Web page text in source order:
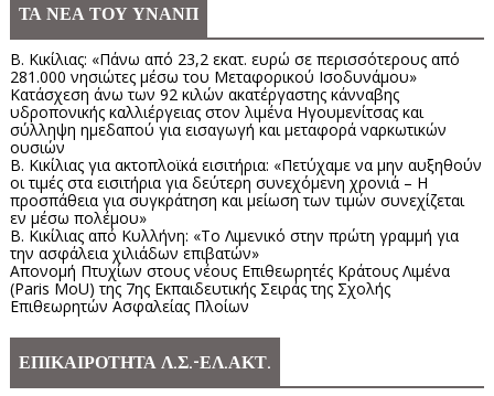
ΤΑ ΝΕΑ ΤΟΥ ΥΝΑΝΠ
Β. Κικίλιας: «Πάνω από 23,2 εκατ. ευρώ σε περισσότερους από
281.000 νησιώτες μέσω του Μεταφορικού Ισοδυνάμου»
Κατάσχεση άνω των 92 κιλών ακατέργαστης κάνναβης
υδροπονικής καλλιέργειας στον λιμένα Ηγουμενίτσας και
σύλληψη ημεδαπού για εισαγωγή και μεταφορά ναρκωτικών
ουσιών
Β. Κικίλιας για ακτοπλοϊκά εισιτήρια: «Πετύχαμε να μην αυξηθούν
οι τιμές στα εισιτήρια για δεύτερη συνεχόμενη χρονιά – Η
προσπάθεια για συγκράτηση και μείωση των τιμών συνεχίζεται
εν μέσω πολέμου»
Β. Κικίλιας από Κυλλήνη: «Το Λιμενικό στην πρώτη γραμμή για
την ασφάλεια χιλιάδων επιβατών»
Απονομή Πτυχίων στους νέους Επιθεωρητές Κράτους Λιμένα
(Paris MoU) της 7ης Εκπαιδευτικής Σειράς της Σχολής
Επιθεωρητών Ασφαλείας Πλοίων
ΕΠΙΚΑΙΡΟΤΗΤΑ Λ.Σ.-ΕΛ.ΑΚΤ.